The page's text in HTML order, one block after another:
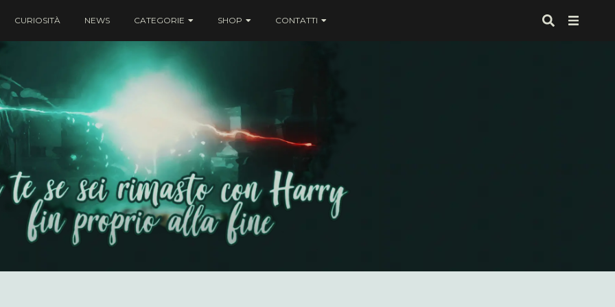
CURIOSITÀ NEWS CATEGORIE SHOP CONTATTI
rimasto con Harry fin proprio alla fine